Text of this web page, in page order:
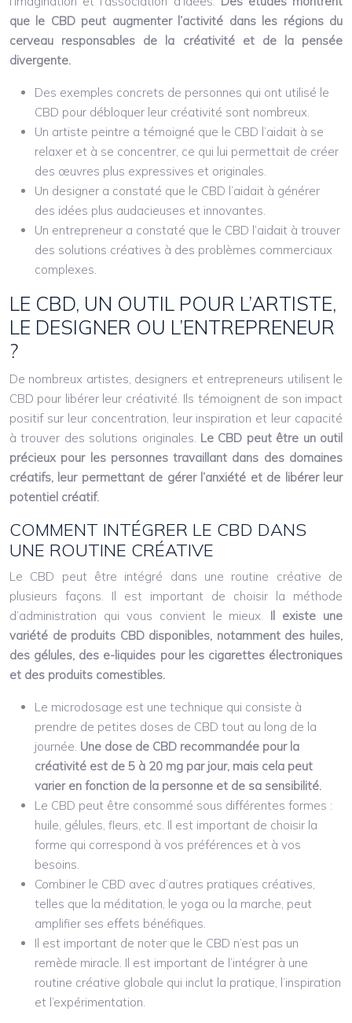
que le CBD peut augmenter l’activité dans les régions du
cerveau responsables de la créativité et de la pensée
divergente.
Des exemples concrets de personnes qui ont utilisé le
CBD pour débloquer leur créativité sont nombreux.
Un artiste peintre a témoigné que le CBD l’aidait à se
relaxer et à se concentrer, ce qui lui permettait de créer
des œuvres plus expressives et originales.
Un designer a constaté que le CBD l’aidait à générer
des idées plus audacieuses et innovantes.
Un entrepreneur a constaté que le CBD l’aidait à trouver
des solutions créatives à des problèmes commerciaux
complexes.
LE CBD, UN OUTIL POUR L’ARTISTE,
LE DESIGNER OU L’ENTREPRENEUR
?
De nombreux artistes, designers et entrepreneurs utilisent le
CBD pour libérer leur créativité. Ils témoignent de son impact
positif sur leur concentration, leur inspiration et leur capacité
à trouver des solutions originales. Le CBD peut être un outil
précieux pour les personnes travaillant dans des domaines
créatifs, leur permettant de gérer l’anxiété et de libérer leur
potentiel créatif.
COMMENT INTÉGRER LE CBD DANS
UNE ROUTINE CRÉATIVE
Le CBD peut être intégré dans une routine créative de
plusieurs façons. Il est important de choisir la méthode
d’administration qui vous convient le mieux. Il existe une
variété de produits CBD disponibles, notamment des huiles,
des gélules, des e-liquides pour les cigarettes électroniques
et des produits comestibles.
Le microdosage est une technique qui consiste à
prendre de petites doses de CBD tout au long de la
journée. Une dose de CBD recommandée pour la
créativité est de 5 à 20 mg par jour, mais cela peut
varier en fonction de la personne et de sa sensibilité.
Le CBD peut être consommé sous différentes formes :
huile, gélules, fleurs, etc. Il est important de choisir la
forme qui correspond à vos préférences et à vos
besoins.
Combiner le CBD avec d’autres pratiques créatives,
telles que la méditation, le yoga ou la marche, peut
amplifier ses effets bénéfiques.
Il est important de noter que le CBD n’est pas un
remède miracle. Il est important de l’intégrer à une
routine créative globale qui inclut la pratique, l’inspiration
et l’expérimentation.